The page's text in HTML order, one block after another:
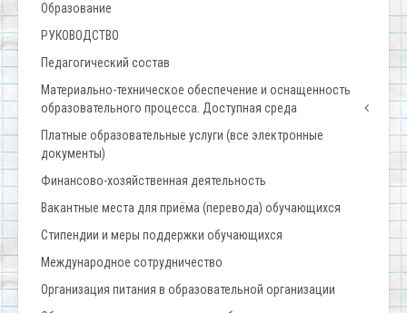
Образование
РУКОВОДСТВО
Педагогический состав
Материально-техническое обеспечение и оснащенность
образовательного процесса. Доступная среда
Платные образовательные услуги (все электронные
документы)
Финансово-хозяйственная деятельность
Вакантные места для приёма (перевода) обучающихся
Стипендии и меры поддержки обучающихся
Международное сотрудничество
Организация питания в образовательной организации